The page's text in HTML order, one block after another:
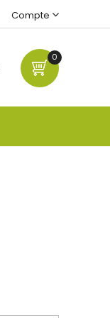
Compte
0